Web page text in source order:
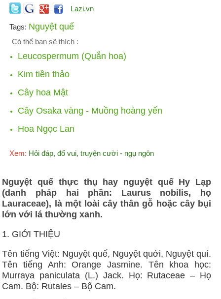
Lazi.vn
Tags: Nguyệt quế
Có thể bạn sẽ thích :
Leucospermum (Quắn hoa)
Kim tiền thảo
Cây hoa Mật
Cây Osaka vàng - Muồng hoàng yến
Hoa Ngọc Lan
Xem: Hỏi đáp, đố vui, truyện cười - ngụ ngôn
Nguyệt quế thực thụ hay nguyệt quế Hy Lạp
(danh pháp hai phần: Laurus nobilis, họ
Lauraceae), là một loài cây thân gỗ hoặc cây bụi
lớn với lá thường xanh.
1. GIỚI THIỆU
Tên tiếng Việt: Nguyệt quế, Nguyệt quới, Nguyệt quí.
Tên tiếng Anh: Orange Jasmine. Tên khoa học:
Murraya paniculata (L.) Jack. Họ: Rutaceae – Họ
Cam. Bộ: Rutales – Bộ Cam.